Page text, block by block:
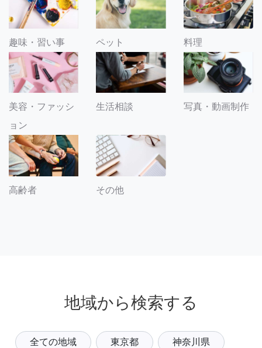
趣味・習い事 ペット 料理
美容・ファッシ
ョン
生活相談 写真・動画制作
高齢者 その他
地域から検索する
全ての地域 東京都 神奈川県